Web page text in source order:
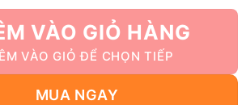
VÀO GIỎ HÀNG
MUA NGAY